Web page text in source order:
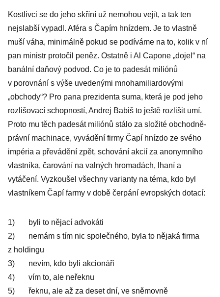
Kostlivci se do jeho skříní už nemohou vejít, a tak ten
nejslabší vypadl. Aféra s Čapím hnízdem. Je to vlastně
muší váha, minimálně pokud se podíváme na to, kolik v ní
pan ministr protočil peněz. Ostatně i Al Capone „dojel“ na
banální daňový podvod. Co je to padesát miliónů
v porovnání s výše uvedenými mnohamiliardovými
„obchody“? Pro pana prezidenta suma, která je pod jeho
rozlišovací schopností, Andrej Babiš to ještě rozlišit umí.
Proto mu těch padesát miliónů stálo za složité obchodně-
právní machinace, vyvádění firmy Čapí hnízdo ze svého
impéria a převádění zpět, schování akcií za anonymního
vlastníka, čarování na valných hromadách, lhaní a
vytáčení. Vyzkoušel všechny varianty na téma, kdo byl
vlastníkem Čapí farmy v době čerpání evropských dotací:
1) byli to nějací advokáti
2) nemám s tím nic společného, byla to nějaká firma
z holdingu
3) nevím, kdo byli akcionáři
4) vím to, ale neřeknu
5) řeknu, ale až za deset dní, ve sněmovně